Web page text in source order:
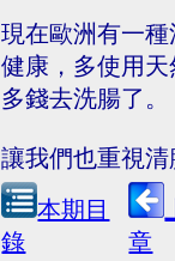
現在歐洲有一
健康，多使用
多錢去洗腸了。
讓我們也重視
本期目
錄
章